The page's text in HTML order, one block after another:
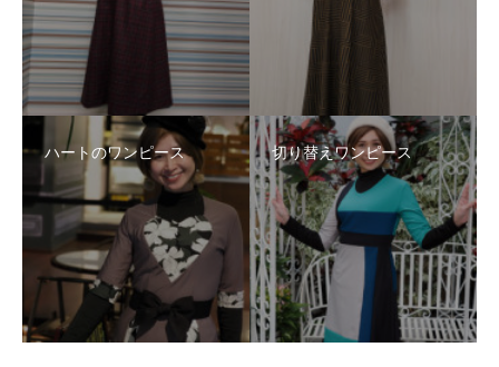
ハートのワンピース 切り替えワンピース